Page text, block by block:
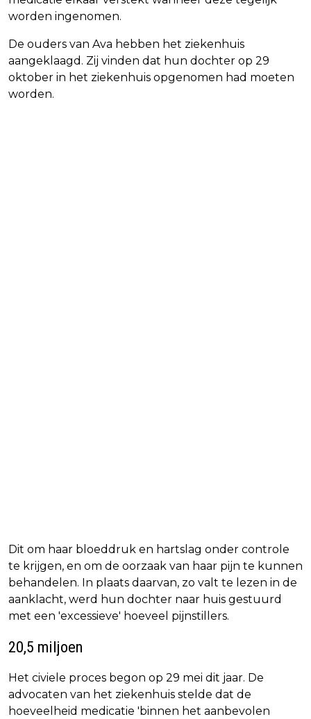
worden ingenomen.
De ouders van Ava hebben het ziekenhuis
aangeklaagd. Zij vinden dat hun dochter op 29
oktober in het ziekenhuis opgenomen had moeten
worden.
Dit om haar bloeddruk en hartslag onder controle
te krijgen, en om de oorzaak van haar pijn te kunnen
behandelen. In plaats daarvan, zo valt te lezen in de
aanklacht, werd hun dochter naar huis gestuurd
met een 'excessieve' hoeveel pijnstillers.
20,5 miljoen
Het civiele proces begon op 29 mei dit jaar. De
advocaten van het ziekenhuis stelde dat de
hoeveelheid medicatie 'binnen het aanbevolen